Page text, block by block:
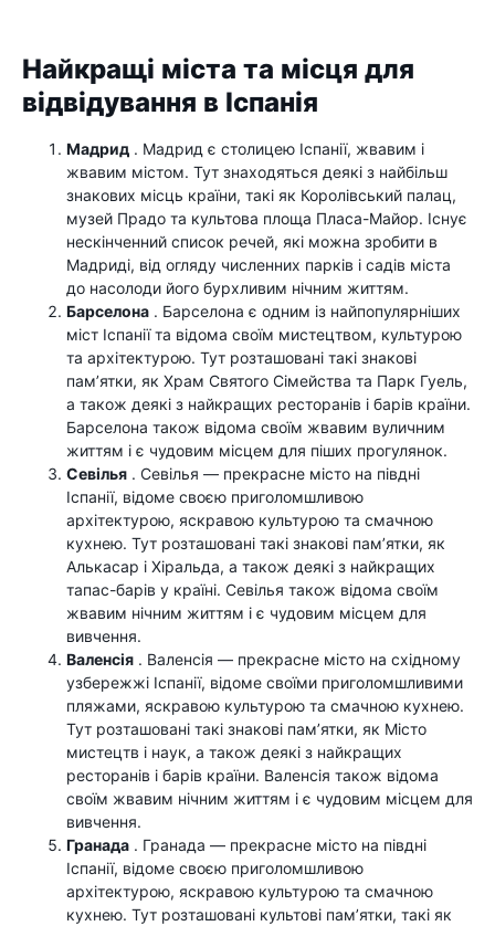
Найкращі міста та місця для
відвідування в Іспанія
Мадрид . Мадрид є столицею Іспанії, жвавим і
жвавим містом. Тут знаходяться деякі з найбільш
знакових місць країни, такі як Королівський палац,
музей Прадо та культова площа Пласа-Майор. Існує
нескінченний список речей, які можна зробити в
Мадриді, від огляду численних парків і садів міста
до насолоди його бурхливим нічним життям.
Барселона . Барселона є одним із найпопулярніших
міст Іспанії та відома своїм мистецтвом, культурою
та архітектурою. Тут розташовані такі знакові
пам’ятки, як Храм Святого Сімейства та Парк Гуель,
а також деякі з найкращих ресторанів і барів країни.
Барселона також відома своїм жвавим вуличним
життям і є чудовим місцем для піших прогулянок.
Севілья . Севілья — прекрасне місто на півдні
Іспанії, відоме своєю приголомшливою
архітектурою, яскравою культурою та смачною
кухнею. Тут розташовані такі знакові пам’ятки, як
Алькасар і Хіральда, а також деякі з найкращих
тапас-барів у країні. Севілья також відома своїм
жвавим нічним життям і є чудовим місцем для
вивчення.
Валенсія . Валенсія — прекрасне місто на східному
узбережжі Іспанії, відоме своїми приголомшливими
пляжами, яскравою культурою та смачною кухнею.
Тут розташовані такі знакові пам’ятки, як Місто
мистецтв і наук, а також деякі з найкращих
ресторанів і барів країни. Валенсія також відома
своїм жвавим нічним життям і є чудовим місцем для
вивчення.
Гранада . Гранада — прекрасне місто на півдні
Іспанії, відоме своєю приголомшливою
архітектурою, яскравою культурою та смачною
кухнею. Тут розташовані культові пам’ятки, такі як